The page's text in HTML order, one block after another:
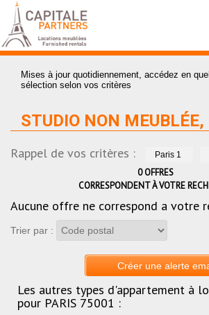
Mises à jour quotidiennement, accédez en
sélection selon vos critères
STUDIO NON MEUBLÉE,
Rappel de vos critères : Paris 1
0OFFRES
CORRESPONDENT À VOTRE
Aucune offre ne correspond a votre
Trier par :
Créer une alerte
Les autres types d'appartement à
pour PARIS 75001 :